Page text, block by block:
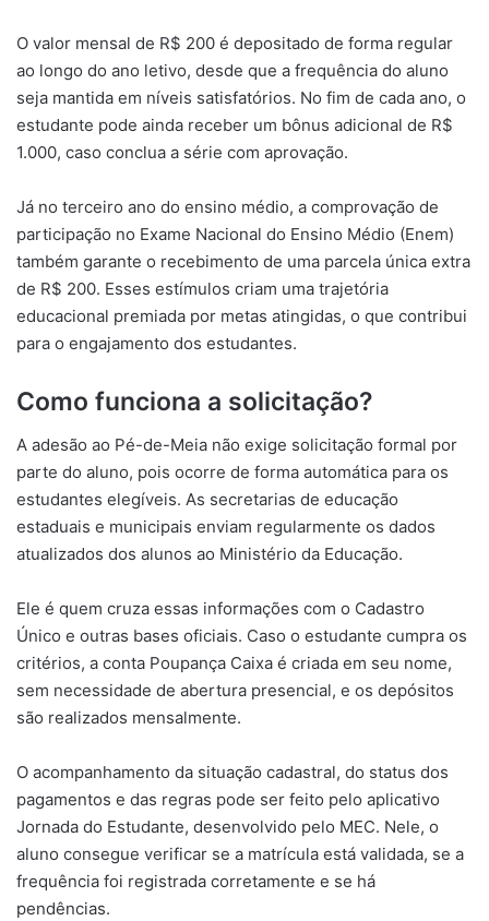
O valor mensal de R$ 200 é depositado de forma regular
ao longo do ano letivo, desde que a frequência do aluno
seja mantida em níveis satisfatórios. No fim de cada ano, o
estudante pode ainda receber um bônus adicional de R$
1.000, caso conclua a série com aprovação.
Já no terceiro ano do ensino médio, a comprovação de
participação no Exame Nacional do Ensino Médio (Enem)
também garante o recebimento de uma parcela única extra
de R$ 200. Esses estímulos criam uma trajetória
educacional premiada por metas atingidas, o que contribui
para o engajamento dos estudantes.
Como funciona a solicitação?
A adesão ao Pé-de-Meia não exige solicitação formal por
parte do aluno, pois ocorre de forma automática para os
estudantes elegíveis. As secretarias de educação
estaduais e municipais enviam regularmente os dados
atualizados dos alunos ao Ministério da Educação.
Ele é quem cruza essas informações com o Cadastro
Único e outras bases oficiais. Caso o estudante cumpra os
critérios, a conta Poupança Caixa é criada em seu nome,
sem necessidade de abertura presencial, e os depósitos
são realizados mensalmente.
O acompanhamento da situação cadastral, do status dos
pagamentos e das regras pode ser feito pelo aplicativo
Jornada do Estudante, desenvolvido pelo MEC. Nele, o
aluno consegue verificar se a matrícula está validada, se a
frequência foi registrada corretamente e se há
pendências.